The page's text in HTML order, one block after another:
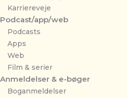
Karriereveje
Podcast/app/web
Podcasts
Apps
Web
Film & serier
Anmeldelser & e-bøger
Boganmeldelser